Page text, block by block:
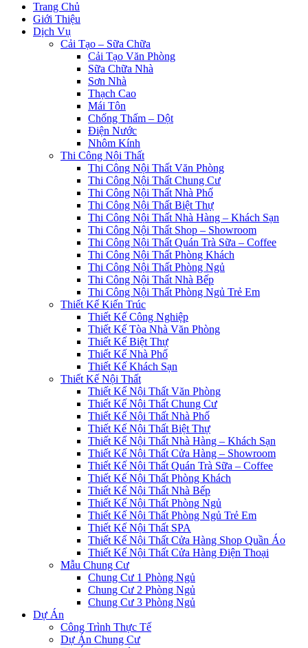
Trang Chủ
Giới Thiệu
Dịch Vụ
Cải Tạo – Sữa Chữa
Cải Tạo Văn Phòng
Sữa Chữa Nhà
Sơn Nhà
Thạch Cao
Mái Tôn
Chống Thấm – Dột
Điện Nước
Nhôm Kính
Thi Công Nội Thất
Thi Công Nội Thất Văn Phòng
Thi Công Nội Thất Chung Cư
Thi Công Nội Thất Nhà Phố
Thi Công Nội Thất Biệt Thự
Thi Công Nội Thất Nhà Hàng – Khách Sạn
Thi Công Nội Thất Shop – Showroom
Thi Công Nội Thất Quán Trà Sữa – Coffee
Thi Công Nội Thất Phòng Khách
Thi Công Nội Thất Phòng Ngủ
Thi Công Nội Thất Nhà Bếp
Thi Công Nội Thất Phòng Ngủ Trẻ Em
Thiết Kế Kiến Trúc
Thiết Kế Công Nghiệp
Thiết Kế Tòa Nhà Văn Phòng
Thiết Kế Biệt Thự
Thiết Kế Nhà Phố
Thiết Kế Khách Sạn
Thiết Kế Nội Thất
Thiết Kế Nội Thất Văn Phòng
Thiết Kế Nội Thất Chung Cư
Thiết Kế Nội Thất Nhà Phố
Thiết Kế Nội Thất Biệt Thự
Thiết Kế Nội Thất Nhà Hàng – Khách Sạn
Thiết Kế Nội Thất Cửa Hàng – Showroom
Thiết Kế Nội Thất Quán Trà Sữa – Coffee
Thiết Kế Nội Thất Phòng Khách
Thiết Kế Nội Thất Nhà Bếp
Thiết Kế Nội Thất Phòng Ngủ
Thiết Kế Nội Thất Phòng Ngủ Trẻ Em
Thiết Kế Nội Thất SPA
Thiết Kế Nội Thất Cửa Hàng Shop Quần Áo
Thiết Kế Nội Thất Cửa Hàng Điện Thoại
Mẫu Chung Cư
Chung Cư 1 Phòng Ngủ
Chung Cư 2 Phòng Ngủ
Chung Cư 3 Phòng Ngủ
Dự Án
Công Trình Thực Tế
Dự Án Chung Cư